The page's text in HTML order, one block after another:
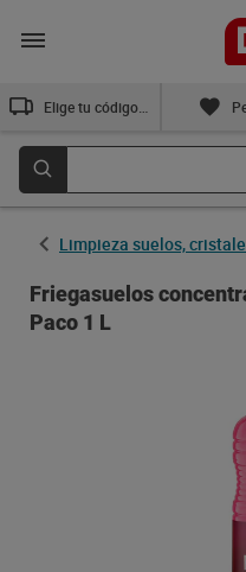
Limpieza suelos,
Friegasuelos
Paco 1 L